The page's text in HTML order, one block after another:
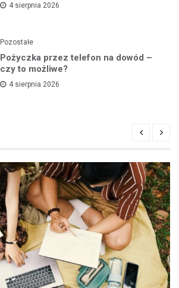
4 sierpnia 2026
Pozostałe
Pożyczka przez telefon na dowód –
czy to możliwe?
4 sierpnia 2026